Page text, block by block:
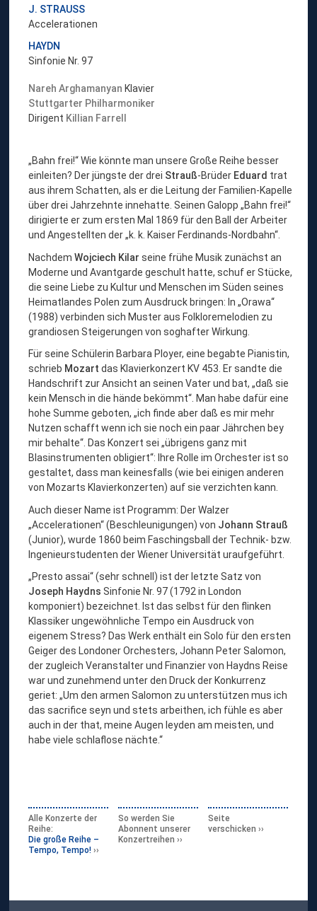
h
a
o
„
o
z
a
t
r
u
o
s
i
n
n
e
“
J. STRAUSS
Accelerationen
HAYDN
Sinfonie Nr. 97
Nareh Arghamanyan Klavier
Stuttgarter Philharmoniker
Dirigent Killian Farrell
„Bahn frei!“ Wie könnte man unsere Große Reihe besser
einleiten? Der jüngste der drei Strauß-Brüder Eduard trat
aus ihrem Schatten, als er die Leitung der Familien-Kapelle
über drei Jahrzehnte innehatte. Seinen Galopp „Bahn frei!“
dirigierte er zum ersten Mal 1869 für den Ball der Arbeiter
und Angestellten der „k. k. Kaiser Ferdinands-Nordbahn“.
NachdemWojciech Kilarseine frühe Musik zunächst an
Moderne und Avantgarde geschult hatte, schuf er Stücke,
die seine Liebe zu Kultur und Menschen im Süden seines
Heimatlandes Polen zum Ausdruck bringen: In „Orawa“
(1988) verbinden sich Muster aus Folkloremelodien zu
grandiosen Steigerungen von soghafter Wirkung.
Für seine Schülerin Barbara Ployer, eine begabte Pianistin,
schrieb Mozartdas Klavierkonzert KV 453. Er sandte die
Handschrift zur Ansicht an seinen Vater und bat, „daß sie
kein Mensch in die hände bekömmt“. Man habe dafür eine
hohe Summe geboten, „ich finde aber daß es mir mehr
Nutzen schafft wenn ich sie noch ein paar Jährchen bey
mir behalte“. Das Konzert sei „übrigens ganz mit
Blasinstrumenten obligiert“: Ihre Rolle im Orchester ist so
gestaltet, dass man keinesfalls (wie bei einigen anderen
von Mozarts Klavierkonzerten) auf sie verzichten kann.
Auch dieser Name ist Programm: Der Walzer
„Accelerationen“ (Beschleunigungen) von Johann Strauß
(Junior), wurde 1860 beim Faschingsball der Technik- bzw.
Ingenieurstudenten der Wiener Universität uraufgeführt.
„Presto assai“ (sehr schnell) ist der letzte Satz von
Joseph HaydnsSinfonie Nr. 97 (1792 in London
komponiert) bezeichnet. Ist das selbst für den flinken
Klassiker ungewöhnliche Tempo ein Ausdruck von
eigenem Stress? Das Werk enthält ein Solo für den ersten
Geiger des Londoner Orchesters, Johann Peter Salomon,
der zugleich Veranstalter und Finanzier von Haydns Reise
war und zunehmend unter den Druck der Konkurrenz
geriet: „Um den armen Salomon zu unterstützen mus ich
das sacrifice seyn und stets arbeithen, ich fühle es aber
auch in der that, meine Augen leyden am meisten, und
habe viele schlaflose nächte.“
Alle Konzerte der
Reihe:
Die große Reihe –
Tempo, Tempo!
So werden Sie
Abonnent unserer
Konzertreihen
Seite
verschicken